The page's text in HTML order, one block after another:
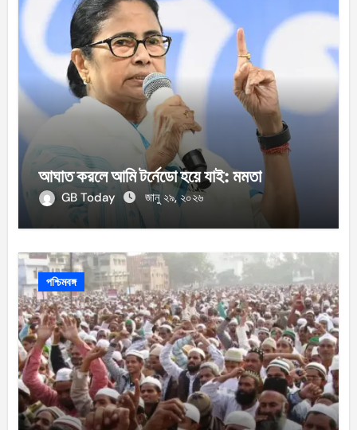
আঘাত করলে আমি টর্নেডো হয়ে যাই: মমতা
GB Today জানু ২৯, ২০২৬
পশ্চিমবঙ্গ